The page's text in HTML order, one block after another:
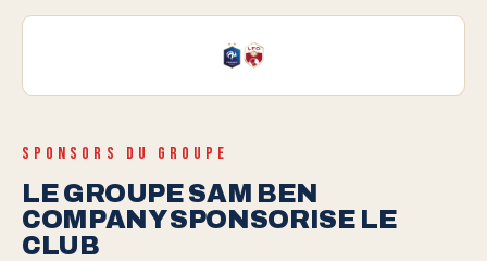
SPONSORS DU GROUPE
LE GROUPE SAM BEN
COMPANY SPONSORISE LE
CLUB